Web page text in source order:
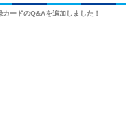
ードのQ&Aを追加しました！